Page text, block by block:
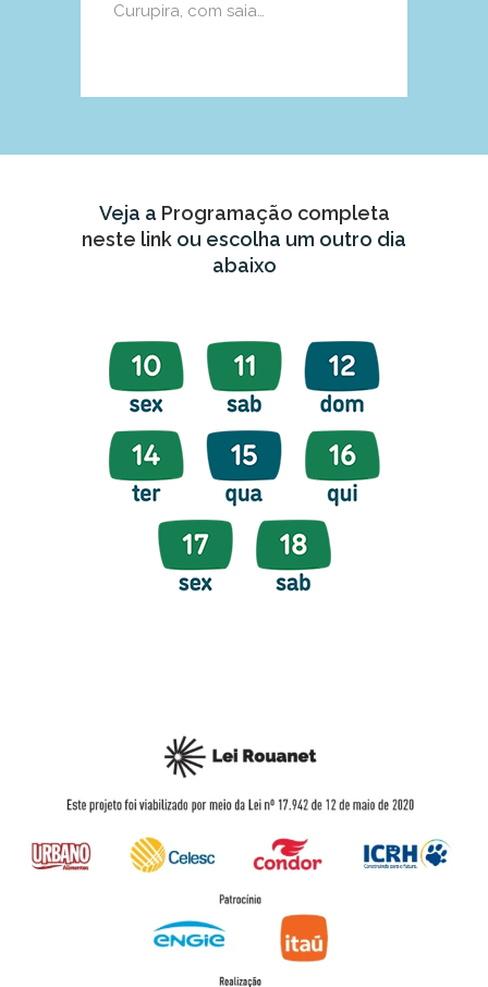
Curupira, com saia…
Veja a Programação completa
neste link ou escolha um outro dia
abaixo